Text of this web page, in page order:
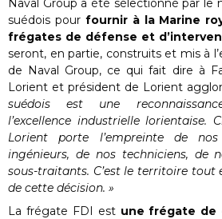
suédois pourfournir à la Marine
frégates de défense et
seront, en partie, construits et mis à
de Naval Group, ce qui fait dire à
Lorient et président de Lorient
suédois est une
l’excellence industrielle lorientaise.
Lorient porte l’empreinte de
ingénieurs, de nos techniciens, de
sous-traitants. C’est le territoire
de cette décision. »
La frégate FDI est une frégate de